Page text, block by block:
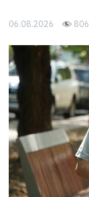
06.08.2026 806